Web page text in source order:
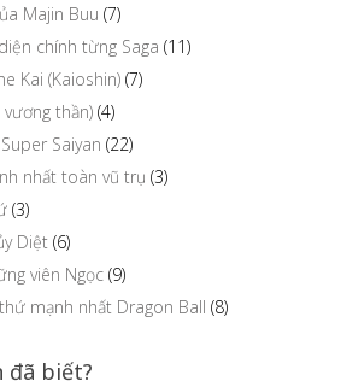
Majin Buu (7)
chính từng Saga (11)
Kai (Kaioshin) (7)
vương thần) (4)
Saiyan (22)
nhất toàn vũ trụ (3)
(3)
Diệt (6)
viên Ngọc (9)
mạnh nhất Dragon Ball (8)
đã biết?